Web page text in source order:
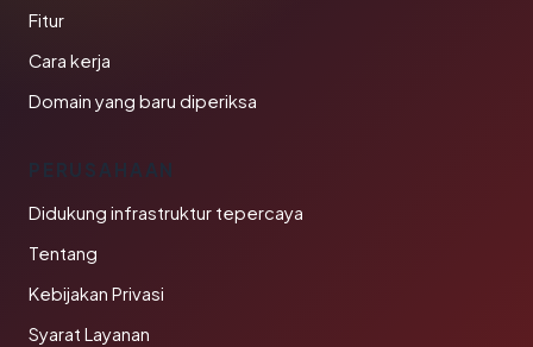
Fitur
Cara kerja
Domain yang baru diperiksa
PERUSAHAAN
Didukung infrastruktur tepercaya
Tentang
Kebijakan Privasi
Syarat Layanan